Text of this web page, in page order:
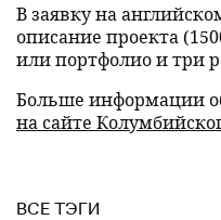
В заявку на
описание проекта
или портфолио и три
Больше информации
на сайте
ВСЕ ТЭГИ